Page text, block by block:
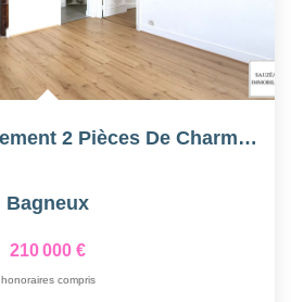
Bagneux - Appartement 2 Pièces De Charme - Quartier Métro 4...
Bagneux
210 000 €
honoraires compris